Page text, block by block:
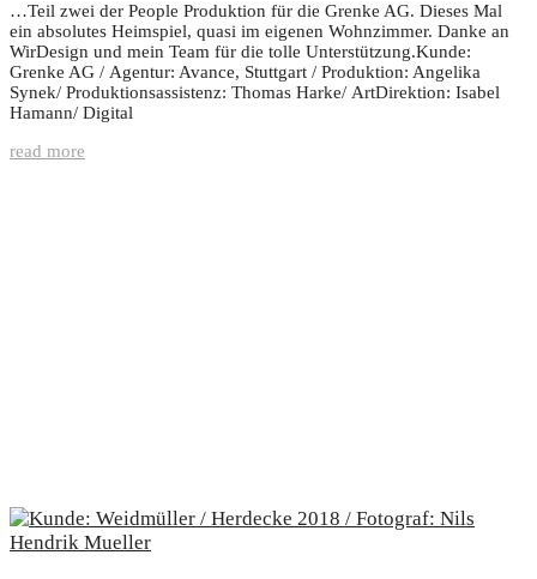
…Teil zwei der People Produktion für die Grenke AG. Dieses Mal
ein absolutes Heimspiel, quasi im eigenen Wohnzimmer. Danke an
WirDesign und mein Team für die tolle Unterstützung.Kunde:
Grenke AG / Agentur: Avance, Stuttgart / Produktion: Angelika
Synek/ Produktionsassistenz: Thomas Harke/ ArtDirektion: Isabel
Hamann/ Digital
read more